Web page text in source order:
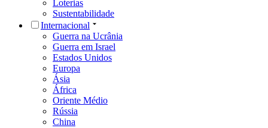
Loterias
Sustentabilidade
Internacional
Guerra na Ucrânia
Guerra em Israel
Estados Unidos
Europa
Ásia
África
Oriente Médio
Rússia
China